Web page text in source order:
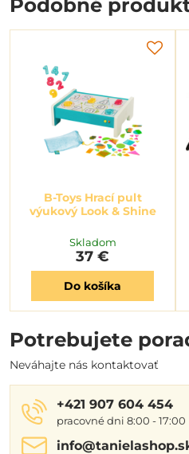
B-Toys Hrací pult
výukový Look & Shine
Skladom
37 €
Do košíka
Potrebujete
Neváhajte nás kontaktovať
+421 907 604 454
pracovné dni 8:00 - 17:00